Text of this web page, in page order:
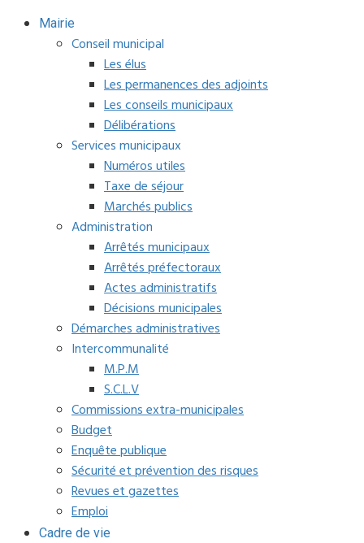
Mairie
Conseil municipal
Les élus
Les permanences des adjoints
Les conseils municipaux
Délibérations
Services municipaux
Numéros utiles
Taxe de séjour
Marchés publics
Administration
Arrêtés municipaux
Arrêtés préfectoraux
Actes administratifs
Décisions municipales
Démarches administratives
Intercommunalité
M.P.M
S.C.L.V
Commissions extra-municipales
Budget
Enquête publique
Sécurité et prévention des risques
Revues et gazettes
Emploi
Cadre de vie